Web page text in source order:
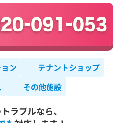
ン
テナントショップ
その他施設
ラブルなら、